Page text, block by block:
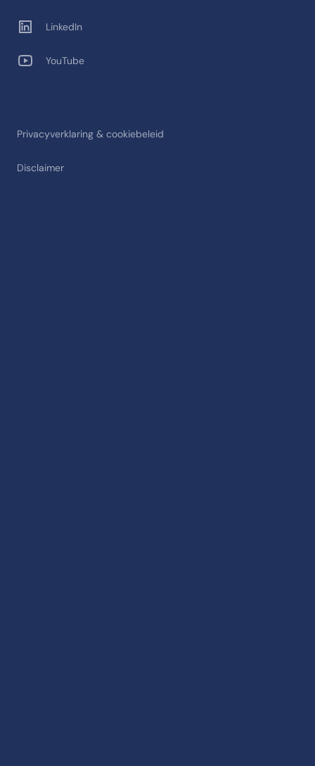
Privacyverklaring & cookiebeleid
Disclaimer
LinkedIn
YouTube